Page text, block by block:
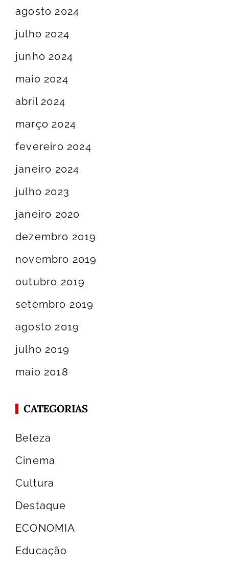
agosto 2024
julho 2024
junho 2024
maio 2024
abril 2024
março 2024
fevereiro 2024
janeiro 2024
julho 2023
janeiro 2020
dezembro 2019
novembro 2019
outubro 2019
setembro 2019
agosto 2019
julho 2019
maio 2018
CATEGORIAS
Beleza
Cinema
Cultura
Destaque
ECONOMIA
Educação